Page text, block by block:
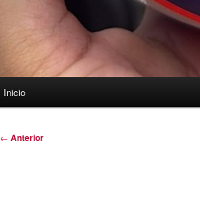
Inicio
Navegación
← Anterior